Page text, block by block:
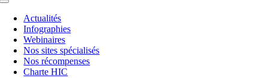
Navigation
basculeActualités
Infographies
Webinaires
Nos sites spécialisés
Nos récompenses
Charte HIC